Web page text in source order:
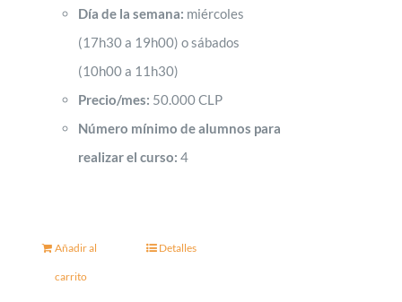
Día de la semana: miércoles
(17h30 a 19h00) o sábados
(10h00 a 11h30)
Precio/mes: 50.000 CLP
Número mínimo de alumnos para
realizar el curso: 4
Añadir al
carrito
Detalles